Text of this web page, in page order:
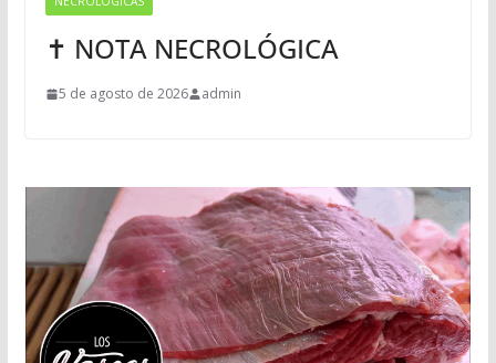
✝ NOTA NECROLÓGICA
5 de agosto de 2026 admin